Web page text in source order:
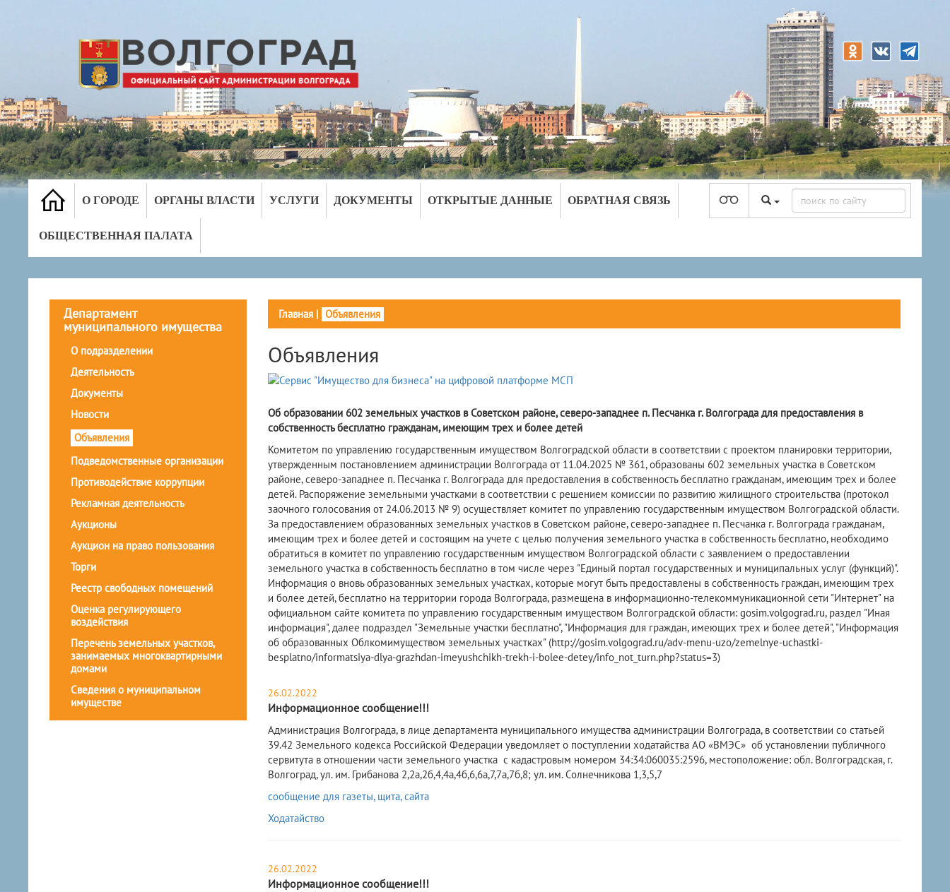
О ГОРОДЕ ОРГАНЫ ВЛАСТИ УСЛУГИ ДОКУМЕНТЫ ОТКРЫТЫЕ ДАННЫЕ ОБРАТНАЯ СВЯЗЬ
ОБЩЕСТВЕННАЯ ПАЛАТА
Департамент
муниципального имущества
О подразделении
Деятельность
Документы
Новости
Объявления
Подведомственные организации
Противодействие коррупции
Рекламная деятельность
Аукционы
Аукцион на право пользования
Торги
Реестр свободных помещений
Оценка регулирующего
воздействия
Перечень земельных участков,
занимаемых многоквартирными
домами
Сведения о муниципальном
имуществе
Главная| Объявления
Объявления
Об образовании 602 земельных участков в Советском районе, северо-западнее п. Песчанка г. Волгограда для предоставления в
собственность бесплатно гражданам, имеющим трех и более детей
Комитетом по управлению государственным имуществом Волгоградской области в соответствии с проектом планировки территории,
утвержденным постановлением администрации Волгограда от 11.04.2025 № 361, образованы 602 земельных участка в Советском
районе, северо-западнее п. Песчанка г. Волгограда для предоставления в собственность бесплатно гражданам, имеющим трех и более
детей. Распоряжение земельными участками в соответствии с решением комиссии по развитию жилищного строительства (протокол
заочного голосования от 24.06.2013 № 9) осуществляет комитет по управлению государственным имуществом Волгоградской области.
За предоставлением образованных земельных участков в Советском районе, северо-западнее п. Песчанка г. Волгограда гражданам,
имеющим трех и более детей и состоящим на учете с целью получения земельного участка в собственность бесплатно, необходимо
обратиться в комитет по управлению государственным имуществом Волгоградской области с заявлением о предоставлении
земельного участка в собственность бесплатно в том числе через "Единый портал государственных и муниципальных услуг (функций)".
Информация о вновь образованных земельных участках, которые могут быть предоставлены в собственность граждан, имеющим трех
и более детей, бесплатно на территории города Волгограда, размещена в информационно-телекоммуникационной сети "Интернет" на
официальном сайте комитета по управлению государственным имуществом Волгоградской области: gosim.volgograd.ru, раздел "Иная
информация", далее подраздел "Земельные участки бесплатно", "Информация для граждан, имеющих трех и более детей", "Информация
об образованных Облкомимуществом земельных участках" (http://gosim.volgograd.ru/adv-menu-uzo/zemelnye-uchastki-
besplatno/informatsiya-dlya-grazhdan-imeyushchikh-trekh-i-bolee-detey/info_not_turn.php?status=3)
26.02.2022
Информационное сообщение!!!
​Администрация Волгограда, в лице департамента муниципального имущества администрации Волгограда, в соответствии со статьей
39.42 Земельного кодекса Российской Федерации уведомляет о поступлении ходатайства АО «ВМЭС» об установлении публичного
сервитута в отношении части земельного участка с кадастровым номером 34:34:060035:2596, местоположение: обл. Волгоградская, г.
Волгоград, ул. им. Грибанова 2,2а,2б,4,4а,4б,6,6а,7,7а,7б,8; ул. им. Солнечникова 1,3,5,7
сообщение для газеты, щита, сайта
Ходатайство
26.02.2022
Информационное сообщение!!!